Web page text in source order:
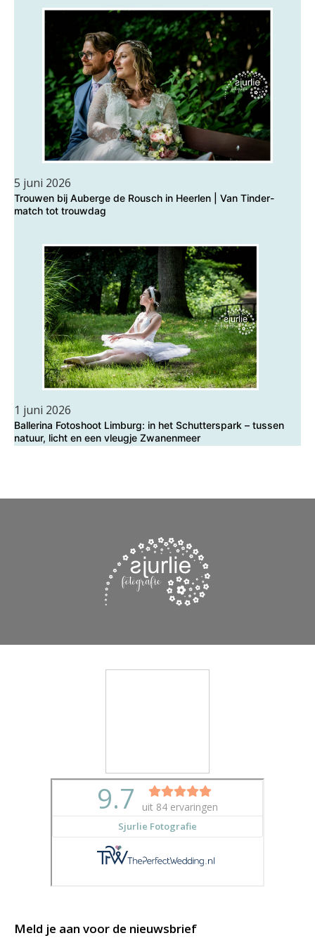
5 juni 2026
Trouwen bij Auberge de Rousch in Heerlen | Van Tinder-
match tot trouwdag
1 juni 2026
Ballerina Fotoshoot Limburg: in het Schutterspark – tussen
natuur, licht en een vleugje Zwanenmeer
Meld je aan voor de nieuwsbrief